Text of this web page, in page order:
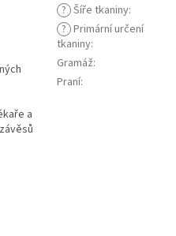
a
? Šíře tkaniny:
? Primární určení
tkaniny:
Gramáž:
Praní: